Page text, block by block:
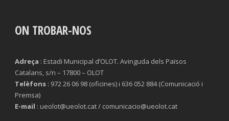
ON TROBAR-NOS
Adreça : Estadi Municipal d’OLOT. Avinguda dels Països
Catalans, s/n – 17800 – OLOT
Telèfons : 972 26 06 98 (oficines) i 636 052 884 (Comunicació i
Premsa)
E-mail : ueolot@ueolot.cat / comunicacio@ueolot.cat